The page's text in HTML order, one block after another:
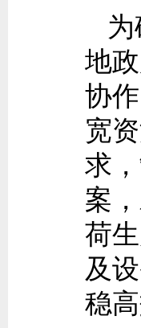
地
协
宽
求
案
荷
及
稳高